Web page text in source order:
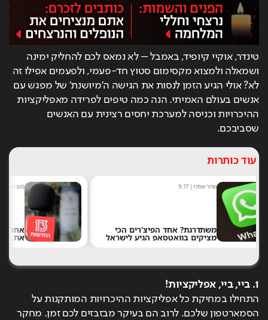
טינדר, אוקיי קיופיד, באמבל – לא נמאס לכם להחליק ימינה
ושמאלה ולמצוא מקסימום סטוץ חד-פעמי, ולפעמים אפילו זה
לא? אולי הגיע הזמן לנסות את הגישה ה’מיושנת’ של מפגש עם
אנשים בעולם האמיתי. הנה כמה טיפים לפרידה מאפליקציות
ההיכרויות וכניסה למערכת יחסים רצינית עם האנשים
שסביבכם.
עוד כותרות
אחרי 24 שנה: הפרשן הוותיק עוזב
את חדשות 13
התחילו במחיקת כל אפליקציות ההיכרויות המותקנות על
הסמארטפון שלכם. לרוב הם בעיקר מבזבזים לכם זמן. מחקר